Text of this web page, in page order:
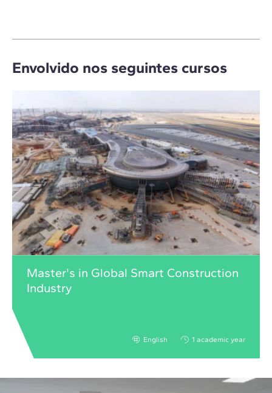
Envolvido nos seguintes cursos
Master's in Global Smart Construction
Industry
English 1 academic year